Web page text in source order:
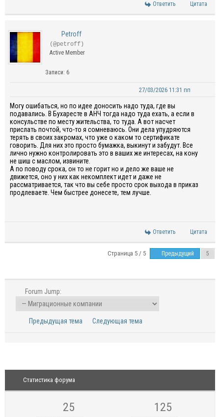
Ответить Цитата
Petroff
(@petroff)
Active Member
Записи: 6
27/03/2026 11:31 пп
Могу ошибаться, но по идее доносить надо туда, где вы
подавались. В Бухаресте в АНЧ тогда надо туда ехать, а если в
консульстве по месту жительства, то туда. А вот насчет
прислать почтой, что-то я сомневаюсь. Они дела упудряются
терять в своих закромах, что уже о каком то сертификате
говорить. Для них это просто бумажка, выкинут и забудут. Все
лично нужно контролировать это в ваших же интересах, на кону
не шиш с маслом, извините.
А по поводу срока, он то не горит но и дело же ваше не
движется, оно у них как некомплект идет и даже не
рассматривается, так что вы себе просто срок выхода в приказ
продлеваете. Чем быстрее донесете, тем лучше.
Ответить Цитата
Страница 5 / 5 Предыдущий
Forum Jump:
Предыдущая тема Следующая тема
Статистика форума
25 125